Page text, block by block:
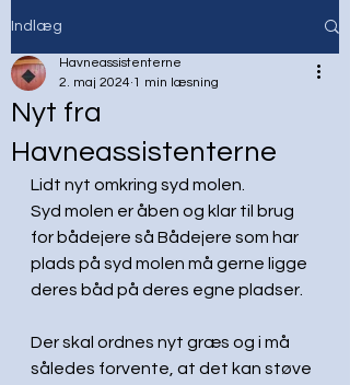
Indlæg
Nyt fra
Havneassistenterne
Havneassistenterne
2. maj 2024 1 min læsning
Lidt nyt omkring syd molen.
Syd molen er åben og klar til brug
for bådejere så Bådejere som har
plads på syd molen må gerne ligge
deres båd på deres egne pladser.
Der skal ordnes nyt græs og i må
således forvente, at det kan støve